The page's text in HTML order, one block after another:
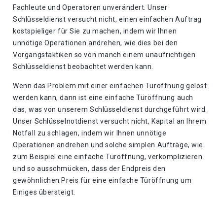
Fachleute und Operatoren unverändert. Unser
Schlüsseldienst versucht nicht, einen einfachen Auftrag
kostspieliger für Sie zu machen, indem wir Ihnen
unnötige Operationen andrehen, wie dies bei den
Vorgangstaktiken so von manch einem unaufrichtigen
Schlüsseldienst beobachtet werden kann.
Wenn das Problem mit einer einfachen Türöffnung gelöst
werden kann, dann ist eine einfache Türöffnung auch
das, was von unserem Schlüsseldienst durchgeführt wird.
Unser Schlüsselnotdienst versucht nicht, Kapital an Ihrem
Notfall zu schlagen, indem wir Ihnen unnötige
Operationen andrehen und solche simplen Aufträge, wie
zum Beispiel eine einfache Türöffnung, verkomplizieren
und so ausschmücken, dass der Endpreis den
gewöhnlichen Preis für eine einfache Türöffnung um
Einiges übersteigt.